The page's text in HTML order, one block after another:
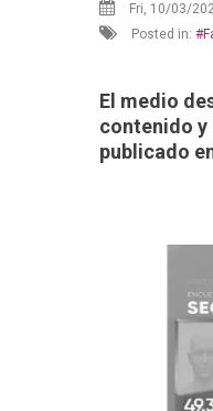
Fri, 10/03/
Posted in:
El medio
contenido y
publicado